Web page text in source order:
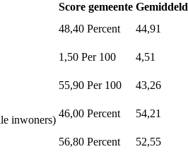
Score gemeente
48,40 Percent 44,91
1,50 Per 100 4,51
55,90 Per 100 43,26
inwoners)
46,00 Percent 54,21
56,80 Percent 52,55